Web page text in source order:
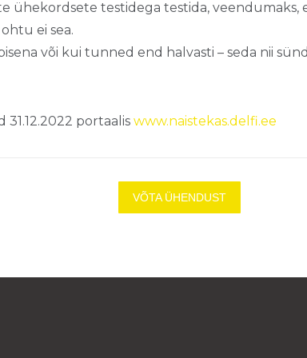
ühekordsete testidega testida, veendumaks,
ei sea.
või kui tunned end halvasti – seda nii
portaalis www.naistekas.delfi.ee
VÕTA ÜHENDUST